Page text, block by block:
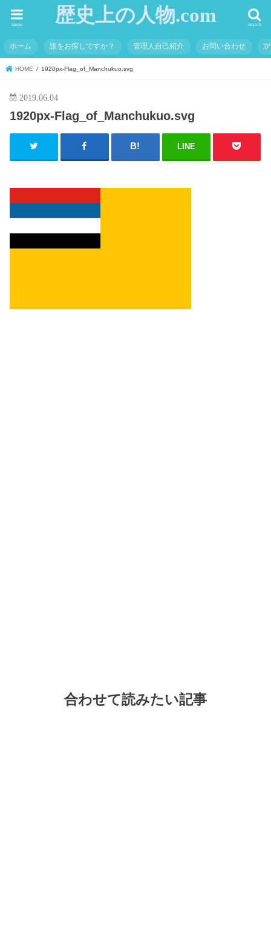
歴史上の人物.com search
menu
ホーム 誰をお探しですか？ 管理人自己紹介 お問い合わせ
HOME 1920px-Flag_of_Manchukuo.svg
2019.06.04
1920px-Flag_of_Manchukuo.svg
LINE
合わせて読みたい記事